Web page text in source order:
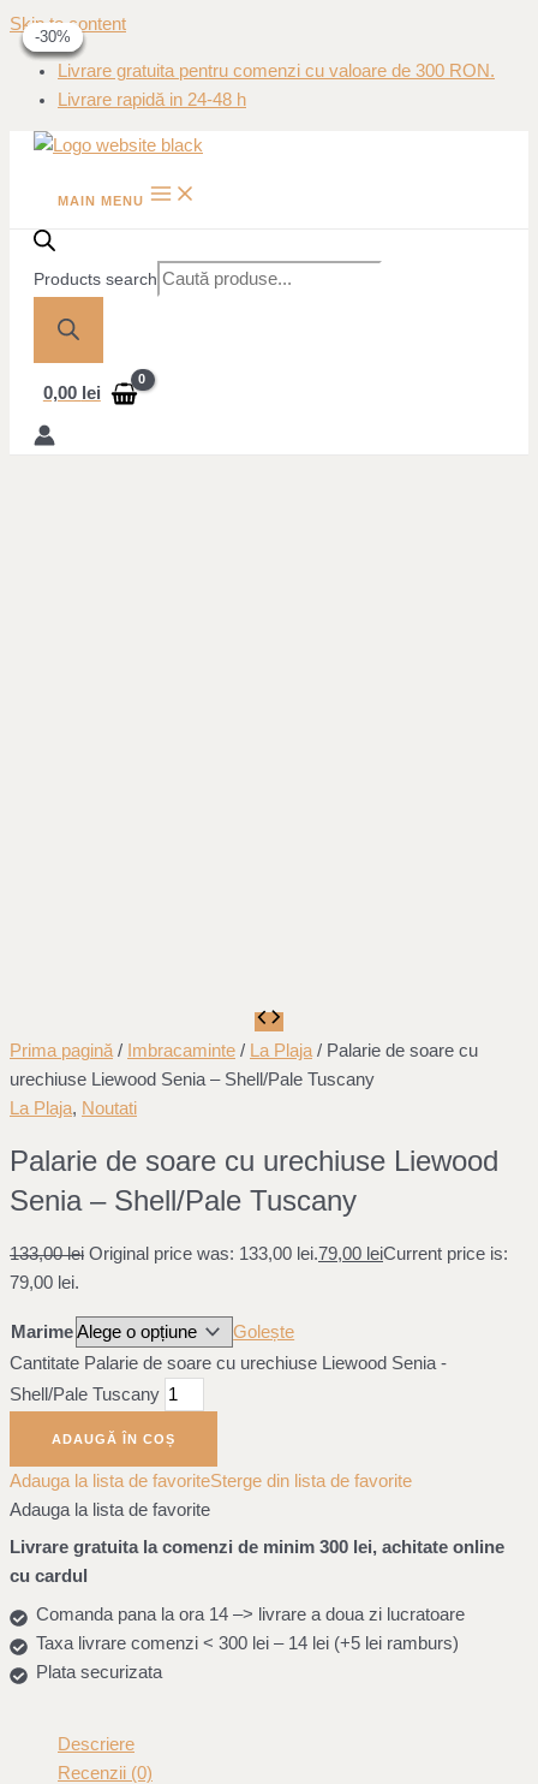
Skip to content
Livrare gratuita pentru comenzi cu valoare de 300 RON.
Livrare rapidă in 24-48 h
MAIN MENU
Products search
0,00 lei
-41%
Prima pagină / Imbracaminte / La Plaja / Palarie de soare cu
urechiuse Liewood Senia – Shell/Pale Tuscany
La Plaja, Noutati
Palarie de soare cu urechiuse Liewood
Senia – Shell/Pale Tuscany
133,00lei Original price was: 133,00 lei.79,00 leiCurrent price is:
79,00 lei.
Marime
Golește
Cantitate Palarie de soare cu urechiuse Liewood Senia -
Shell/Pale Tuscany
ADAUGĂ ÎN COȘ
Adauga la lista de favoriteSterge din lista de favorite
Adauga la lista de favorite
Livrare gratuita la comenzi de minim 300 lei, achitate online
cu cardul
Comanda pana la ora 14 –> livrare a doua zi lucratoare
Taxa livrare comenzi < 300 lei – 14 lei (+5 lei ramburs)
Plata securizata
Descriere
Recenzii (0)
-20%
-20%
-30%
-30%